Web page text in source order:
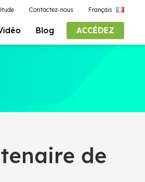
Contactez-nous Français
Blog ACCÉDEZ
de